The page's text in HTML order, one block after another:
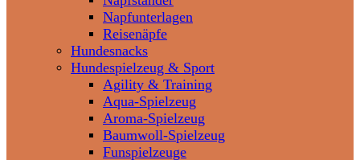
Napfunterlagen
Reisenäpfe
Hundesnacks
Hundespielzeug & Sport
Agility & Training
Aqua-Spielzeug
Aroma-Spielzeug
Baumwoll-Spielzeug
Funspielzeuge